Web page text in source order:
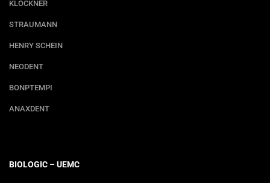
KLOCKNER
STRAUMANN
HENRY SCHEIN
NEODENT
BONPTEMPI
ANAXDENT
BIOLOGIC – UEMC